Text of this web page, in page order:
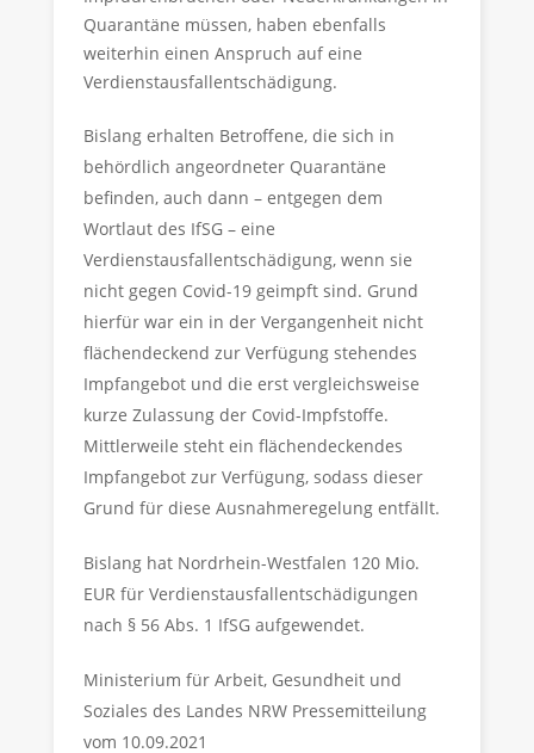
Quarantäne müssen, haben ebenfalls
weiterhin einen Anspruch auf eine
Verdienstausfallentschädigung.
Bislang erhalten Betroffene, die sich in
behördlich angeordneter Quarantäne
befinden, auch dann – entgegen dem
Wortlaut des IfSG – eine
Verdienstausfallentschädigung, wenn sie
nicht gegen Covid-19 geimpft sind. Grund
hierfür war ein in der Vergangenheit nicht
flächendeckend zur Verfügung stehendes
Impfangebot und die erst vergleichsweise
kurze Zulassung der Covid-Impfstoffe.
Mittlerweile steht ein flächendeckendes
Impfangebot zur Verfügung, sodass dieser
Grund für diese Ausnahmeregelung entfällt.
Bislang hat Nordrhein-Westfalen 120 Mio.
EUR für Verdienstausfallentschädigungen
nach § 56 Abs. 1 IfSG aufgewendet.
Ministerium für Arbeit, Gesundheit und
Soziales des Landes NRW Pressemitteilung
vom 10.09.2021